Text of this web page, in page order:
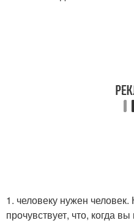
1. человеку нужен
прочувствует, что, когда